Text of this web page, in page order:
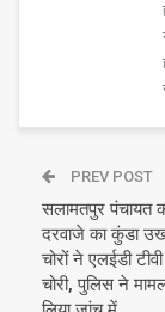
PREV POST
सलामतपुर पंचायत
दरवाजे का कुंडा
चोरों ने एलईडी
चोरी, पुलिस ने